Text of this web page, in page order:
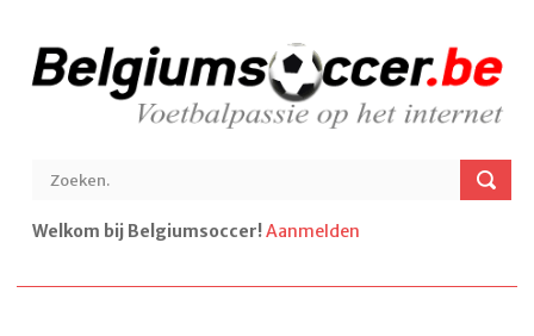
Welkom bij Belgiumsoccer!Aanmelden